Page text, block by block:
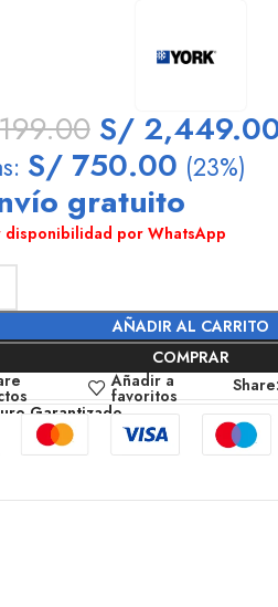
S/
S/750.00 (23%)
gratuito
disponibilidad por WhatsApp
AÑADIR AL CARRITO
COMPRAR
Añadir a
favoritos
Share:
Garantizado